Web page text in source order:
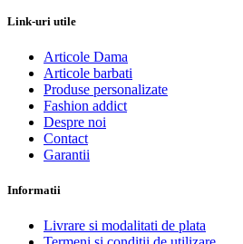
Link-uri utile
Articole Dama
Articole barbati
Produse personalizate
Fashion addict
Despre noi
Contact
Garantii
Informatii
Livrare si modalitati de plata